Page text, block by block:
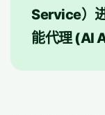
Service）
能代理 (AI